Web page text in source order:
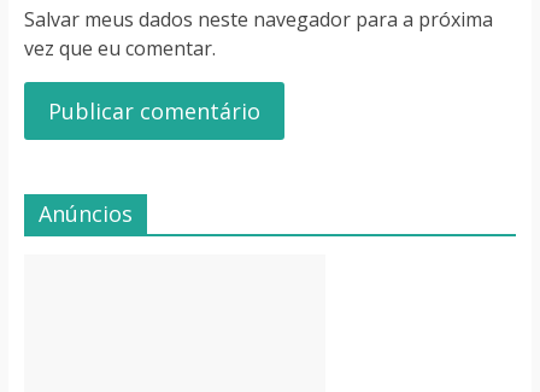
Salvar meus dados neste navegador para a próxima
vez que eu comentar.
Anúncios